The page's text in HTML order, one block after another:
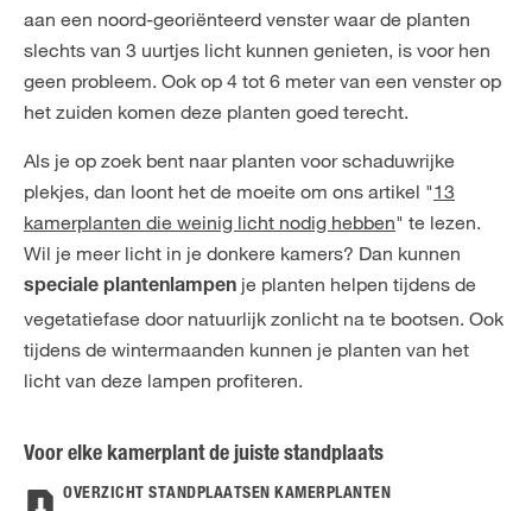
aan een noord-georiënteerd venster waar de planten
slechts van 3 uurtjes licht kunnen genieten, is voor hen
geen probleem. Ook op 4 tot 6 meter van een venster op
het zuiden komen deze planten goed terecht.
Als je op zoek bent naar planten voor schaduwrijke
plekjes, dan loont het de moeite om ons artikel "13
kamerplanten die weinig licht nodig hebben" te lezen.
Wil je meer licht in je donkere kamers? Dan kunnen
speciale plantenlampen je planten helpen tijdens de
vegetatiefase door natuurlijk zonlicht na te bootsen. Ook
tijdens de wintermaanden kunnen je planten van het
licht van deze lampen profiteren.
Voor elke kamerplant de juiste standplaats
OVERZICHT STANDPLAATSEN KAMERPLANTEN